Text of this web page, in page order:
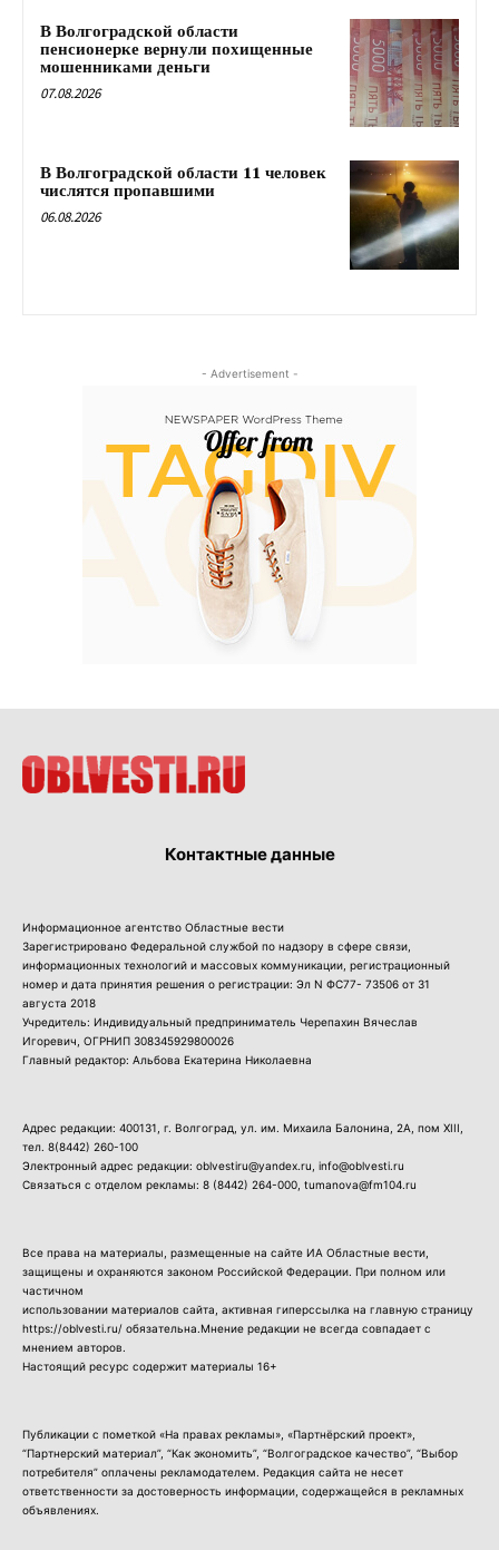
В Волгоградской области
пенсионерке вернули похищенные
мошенниками деньги
07.08.2026
В Волгоградской области 11 человек
числятся пропавшими
06.08.2026
- Advertisement -
Контактные данные
Информационное агентство Областные вести
Зарегистрировано Федеральной службой по надзору в сфере связи,
информационных технологий и массовых коммуникации, регистрационный
номер и дата принятия решения о регистрации: Эл N ФС77- 73506 от 31
августа 2018
Учредитель: Индивидуальный предприниматель Черепахин Вячеслав
Игоревич, ОГРНИП 308345929800026
Главный редактор: Альбова Екатерина Николаевна
Адрес редакции: 400131, г. Волгоград, ул. им. Михаила Балонина, 2А, пом XIII,
тел. 8(8442) 260-100
Электронный адрес редакции: oblvestiru@yandex.ru, info@oblvesti.ru
Связаться с отделом рекламы: 8 (8442) 264-000 , tumanova@fm104.ru
Все права на материалы, размещенные на сайте ИА Областные вести,
защищены и охраняются законом Российской Федерации. При полном или
частичном
использовании материалов сайта, активная гиперссылка на главную страницу
https://oblvesti.ru/ обязательна.Мнение редакции не всегда совпадает с
мнением авторов.
Настоящий ресурс содержит материалы 16+
Публикации с пометкой «На правах рекламы», «Партнёрский проект»,
“Партнерский материал”, “Как экономить”, “Волгоградское качество”, “Выбор
потребителя” оплачены рекламодателем. Редакция сайта не несет
ответственности за достоверность информации, содержащейся в рекламных
объявлениях.